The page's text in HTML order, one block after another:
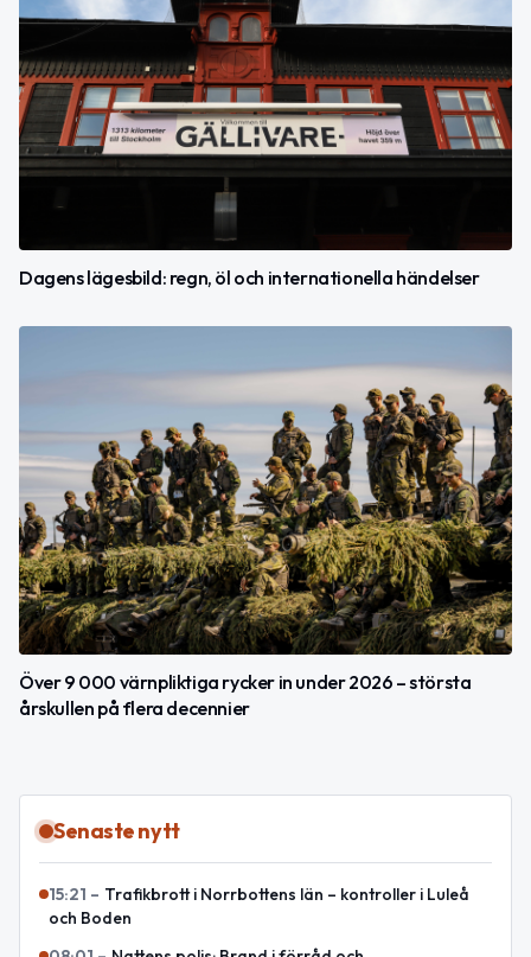
Dagens lägesbild: regn, öl och internationella händelser
Över 9 000 värnpliktiga rycker in under 2026 – största
årskullen på flera decennier
Senaste nytt
15:21 – Trafikbrott i Norrbottens län – kontroller i Luleå
och Boden